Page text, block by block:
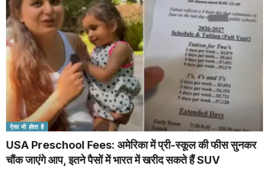
ऐसा भी होता है
USA Preschool Fees: अमेरिका में प्री-स्कूल की फीस सुनकर
चौंक जाएंगे आप, इतने पैसों में भारत में खरीद सकते हैं SUV